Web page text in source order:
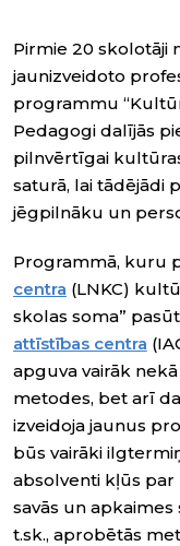
Pirmie 20 skolotāji
jaunizveidoto
programmu
Pedagogi dalījās
pilnvērtīgai
saturā, lai tādējādi
jēgpilnāku un
Programmā, kuru
centra (LNKC)
skolas soma”
attīstības centra
apguva vairāk
metodes, bet arī
izveidoja jaunus
būs vairāki
absolventi kļūs
savās un
t.sk., aprobētās